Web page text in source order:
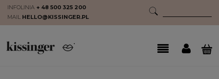
INFOLINIA + 48 500 325 200
MAIL HELLO@KISSINGER.PL